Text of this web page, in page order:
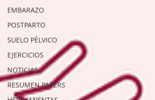
EMBARAZO
POSTPARTO
SUELO PÉLVICO
EJERCICIOS
NOTICIAS
RESUMEN PAPERS